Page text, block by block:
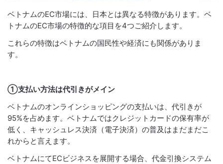
ベトナムのEC市場には、日本とは異なる特徴があります。ベ
トナムのEC市場の特徴的な項目を4つご紹介します。
これらの特徴はベトナムの国民性や経済にも関係がありま
す。
①支払い方法は代引きがメイン
ベトナムのオンラインショッピングの支払いは、代引きが
95%を占めます。ベトナムではクレジットカードの保有率が
低く、キャッシュレス決済（電子決済）の普及はまだまだこ
れからと言えます。
ベトナムにてECビジネスを展開する場合、代金引換システム